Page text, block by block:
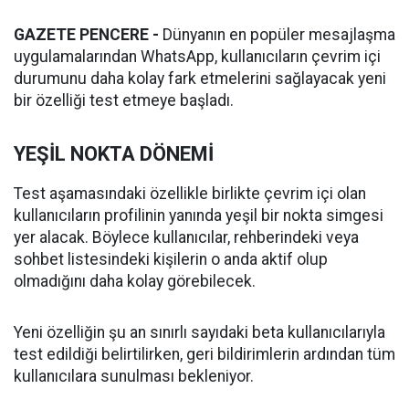
GAZETE PENCERE - Dünyanın en popüler mesajlaşma
uygulamalarından WhatsApp, kullanıcıların çevrim içi
durumunu daha kolay fark etmelerini sağlayacak yeni
bir özelliği test etmeye başladı.
YEŞİL NOKTA DÖNEMİ
Test aşamasındaki özellikle birlikte çevrim içi olan
kullanıcıların profilinin yanında yeşil bir nokta simgesi
yer alacak. Böylece kullanıcılar, rehberindeki veya
sohbet listesindeki kişilerin o anda aktif olup
olmadığını daha kolay görebilecek.
Yeni özelliğin şu an sınırlı sayıdaki beta kullanıcılarıyla
test edildiği belirtilirken, geri bildirimlerin ardından tüm
kullanıcılara sunulması bekleniyor.